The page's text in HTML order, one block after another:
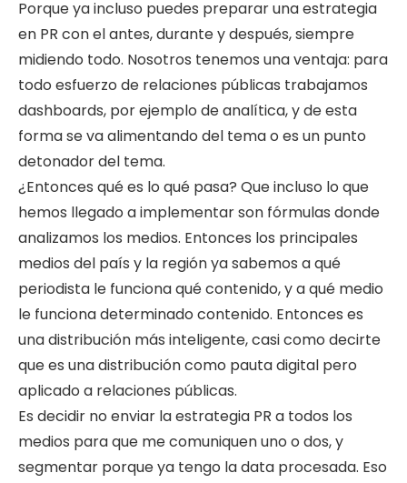
Porque ya incluso puedes preparar una estrategia
en PR con el antes, durante y después, siempre
midiendo todo. Nosotros tenemos una ventaja: para
todo esfuerzo de relaciones públicas trabajamos
dashboards, por ejemplo de analítica, y de esta
forma se va alimentando del tema o es un punto
detonador del tema.
¿Entonces qué es lo qué pasa? Que incluso lo que
hemos llegado a implementar son fórmulas donde
analizamos los medios. Entonces los principales
medios del país y la región ya sabemos a qué
periodista le funciona qué contenido, y a qué medio
le funciona determinado contenido. Entonces es
una distribución más inteligente, casi como decirte
que es una distribución como pauta digital pero
aplicado a relaciones públicas.
Es decidir no enviar la estrategia PR a todos los
medios para que me comuniquen uno o dos, y
segmentar porque ya tengo la data procesada. Eso